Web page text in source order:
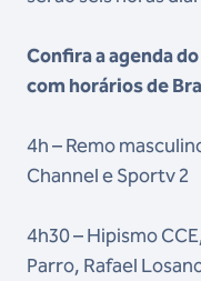
Confira a agenda
com horários de
4h – Remo
Channel e Sportv 2
4h30 – Hipismo
Parro, Rafael